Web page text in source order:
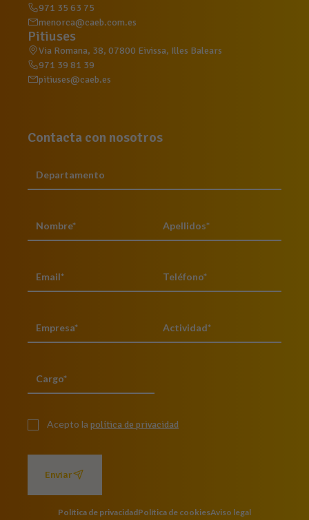
971 35 63 75
menorca@caeb.com.es
Pitiuses
Via Romana, 38, 07800 Eivissa, Illes Balears
971 39 81 39
pitiuses@caeb.es
Contacta con nosotros
Acepto la política de privacidad
Enviar
Política de privacidadPolítica de cookiesAviso legal